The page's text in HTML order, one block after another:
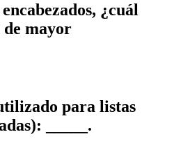
¿cuál
mayor
para listas
_____.